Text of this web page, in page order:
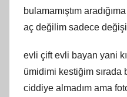
bulamamıştım
aç değilim sadece
evli çift evli bayan yani
ümidimi kestiğim sırada
ciddiye almadım ama